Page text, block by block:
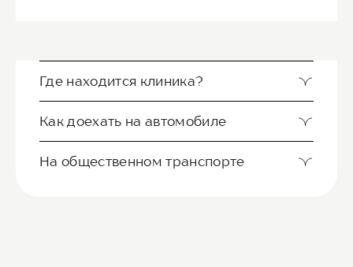
Где находится клиника?
Как доехать на автомобиле
На общественном транспорте